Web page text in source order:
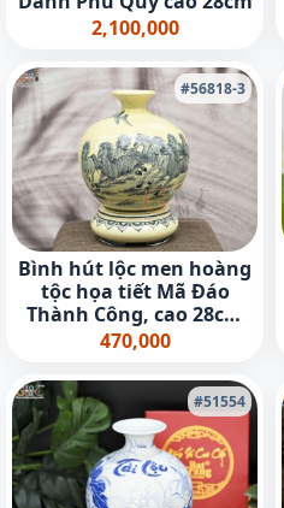
2,100,000
#56818-3
Bình hút lộc men hoàng
tộc họa tiết Mã Đáo
Thành Công, cao 28cm
(cả đế)
470,000
#51554